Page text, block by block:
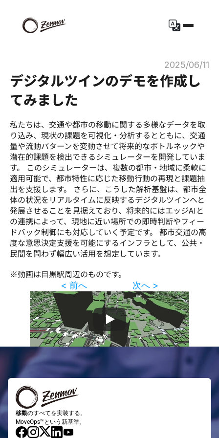
2025/06/11
デジタルツインのデモを作成し
てみました
私たちは、交通や都市の移動に関する多様なデータを取
り込み、現状の課題を可視化・分析するとともに、交通
量や流動パターンを変動させて将来的なボトルネックや
潜在的課題を検出できるシミュレーターを開発していま
す。 このシミュレーターは、複数の都市・地域に柔軟に
適用可能で、都市特性に応じた移動行動の再現と課題抽
出を支援します。 さらに、こうした解析基盤は、都市全
体の状況をリアルタイムに反映するデジタルツインへと
発展させることを見据えており、将来的にはエッジAIと
の連携によって、現地に近い場所での即時判断やフィー
ドバック制御にも対応していく予定です。 都市交通の高
度な意思決定支援を可能にするインフラとして、公共・
民間を問わず幅広い活用を想定しています。
※動画は目黒駅周辺のものです。
< 前へ 次へ >
移動のすべてを実装する。
MoveOps™という新基準。